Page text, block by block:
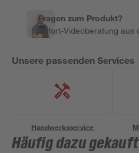
Fragen zum Produkt?
Sofort-Videoberatung aus
Unsere passenden Services
Handwerksservice
Häufig dazu gekauft